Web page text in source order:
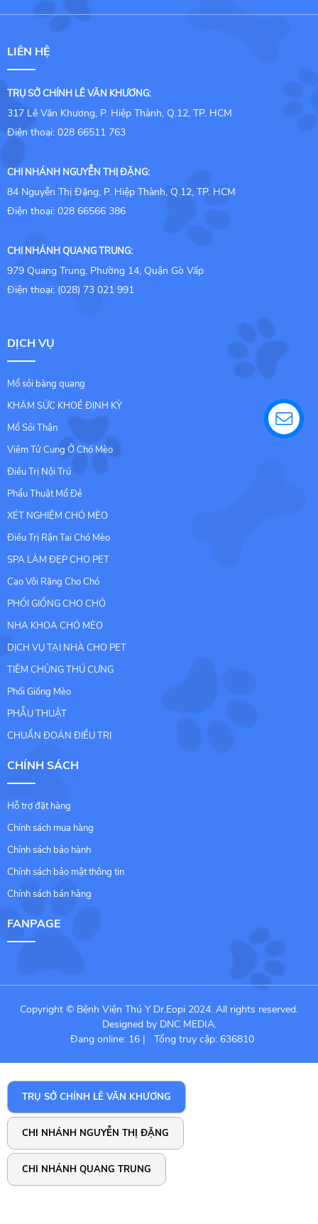
LIÊN HỆ
TRỤ SỞ CHÍNH LÊ VĂN KHƯƠNG:
317 Lê Văn Khương, P. Hiệp Thành, Q.12, TP. HCM
Điện thoại: 028 66511 763
CHI NHÁNH NGUYỄN THỊ ĐẶNG:
84 Nguyễn Thị Đặng, P. Hiệp Thành, Q.12, TP. HCM
Điện thoại: 028 66566 386
CHI NHÁNH QUANG TRUNG:
979 Quang Trung, Phường 14, Quận Gò Vấp
Điện thoại: (028) 73 021 991
DỊCH VỤ
Mổ sỏi bàng quang
KHÁM SỨC KHOẺ ĐỊNH KỲ
Mổ Sỏi Thận
Viêm Tử Cung Ở Chó Mèo
Điều Trị Nội Trú
Phẩu Thuật Mổ Đẻ
XÉT NGHIỆM CHÓ MÈO
Điều Trị Rận Tai Chó Mèo
SPA LÀM ĐẸP CHO PET
Cạo Vôi Răng Cho Chó
PHỐI GIỐNG CHO CHÓ
NHA KHOA CHÓ MÈO
DỊCH VỤ TẠI NHÀ CHO PET
TIÊM CHỦNG THÚ CƯNG
Phối Giống Mèo
PHẪU THUẬT
CHUẨN ĐOÁN ĐIỀU TRỊ
CHÍNH SÁCH
Hỗ trợ đặt hàng
Chính sách mua hàng
Chính sách bảo hành
Chính sách bảo mật thông tin
Chính sách bán hàng
FANPAGE
Copyright © Bệnh Viện Thú Y Dr.Eopi 2024. All rights reserved.
Designed by DNC MEDIA.
Đang online: 16| Tổng truy cập: 636810
TRỤ SỞ CHÍNH LÊ VĂN KHƯƠNG
CHI NHÁNH NGUYỄN THỊ ĐẶNG
CHI NHÁNH QUANG TRUNG